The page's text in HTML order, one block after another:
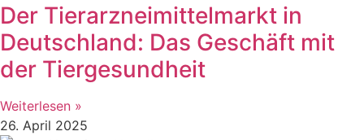
Der Tierarzneimittelmarkt in
Deutschland: Das Geschäft mit
der Tiergesundheit
Weiterlesen »
26. April 2025